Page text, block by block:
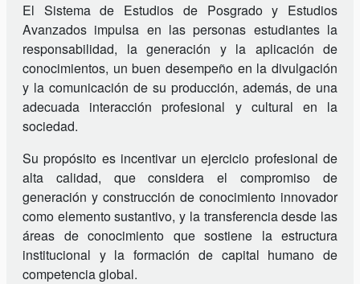
El Sistema de Estudios de Posgrado y Estudios
Avanzados impulsa en las personas estudiantes la
responsabilidad, la generación y la aplicación de
conocimientos, un buen desempeño en la divulgación
y la comunicación de su producción, además, de una
adecuada interacción profesional y cultural en la
sociedad.
Su propósito es incentivar un ejercicio profesional de
alta calidad, que considera el compromiso de
generación y construcción de conocimiento innovador
como elemento sustantivo, y la transferencia desde las
áreas de conocimiento que sostiene la estructura
institucional y la formación de capital humano de
competencia global.